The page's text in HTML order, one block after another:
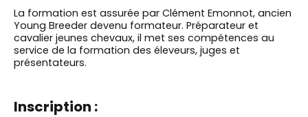
La formation est assurée par Clément Emonnot, ancien
Young Breeder devenu formateur. Préparateur et
cavalier jeunes chevaux, il met ses compétences au
service de la formation des éleveurs, juges et
présentateurs.
Inscription :